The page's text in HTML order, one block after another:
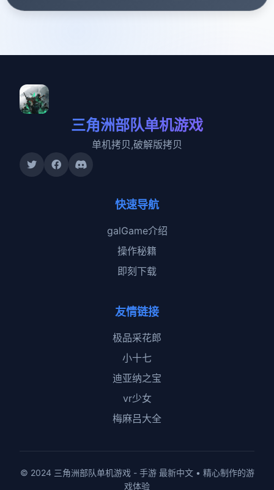
三角洲部队单机游戏
单机拷贝,破解版拷贝
快速导航
galGame介绍
操作秘籍
即刻下载
友情链接
极品采花郎
小十七
迪亚纳之宝
vr少女
梅麻吕大全
© 2024 三角洲部队单机游戏 - 手游 最新中文 • 精心制作的游
戏体验